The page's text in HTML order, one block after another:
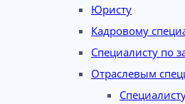
Юристу
Кадровому
Специалисту по
Отраслевым